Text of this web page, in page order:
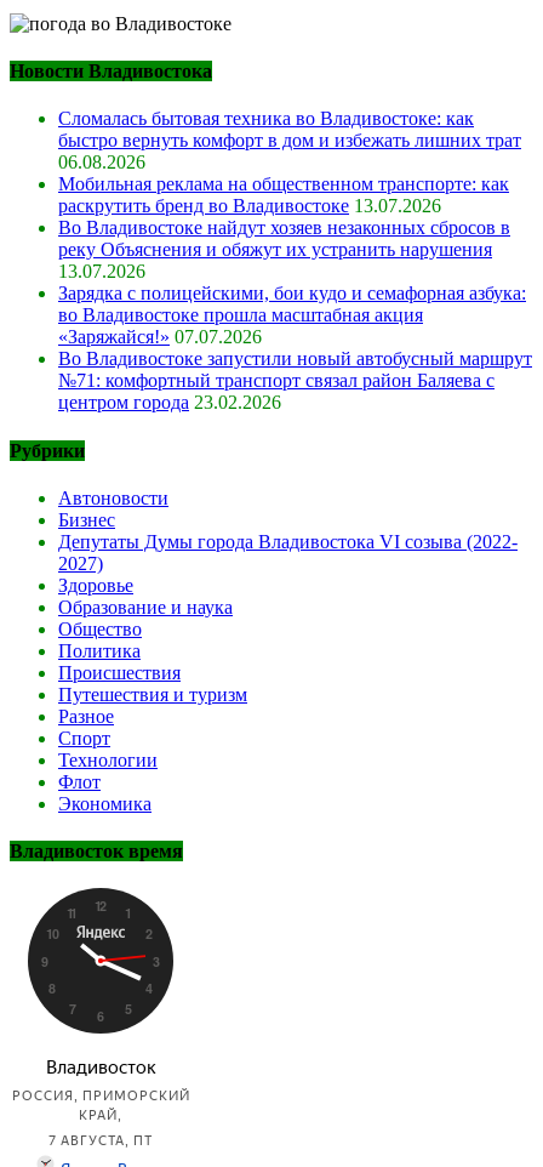
Новости Владивостока
Сломалась бытовая техника во Владивостоке: как
быстро вернуть комфорт в дом и избежать лишних трат
06.08.2026
Мобильная реклама на общественном транспорте: как
раскрутить бренд во Владивостоке 13.07.2026
Во Владивостоке найдут хозяев незаконных сбросов в
реку Объяснения и обяжут их устранить нарушения
13.07.2026
Зарядка с полицейскими, бои кудо и семафорная азбука:
во Владивостоке прошла масштабная акция
«Заряжайся!» 07.07.2026
Во Владивостоке запустили новый автобусный маршрут
№71: комфортный транспорт связал район Баляева с
центром города 23.02.2026
Рубрики
Автоновости
Бизнес
Депутаты Думы города Владивостока VI созыва (2022-
2027)
Здоровье
Образование и наука
Общество
Политика
Происшествия
Путешествия и туризм
Разное
Спорт
Технологии
Флот
Экономика
Владивосток время